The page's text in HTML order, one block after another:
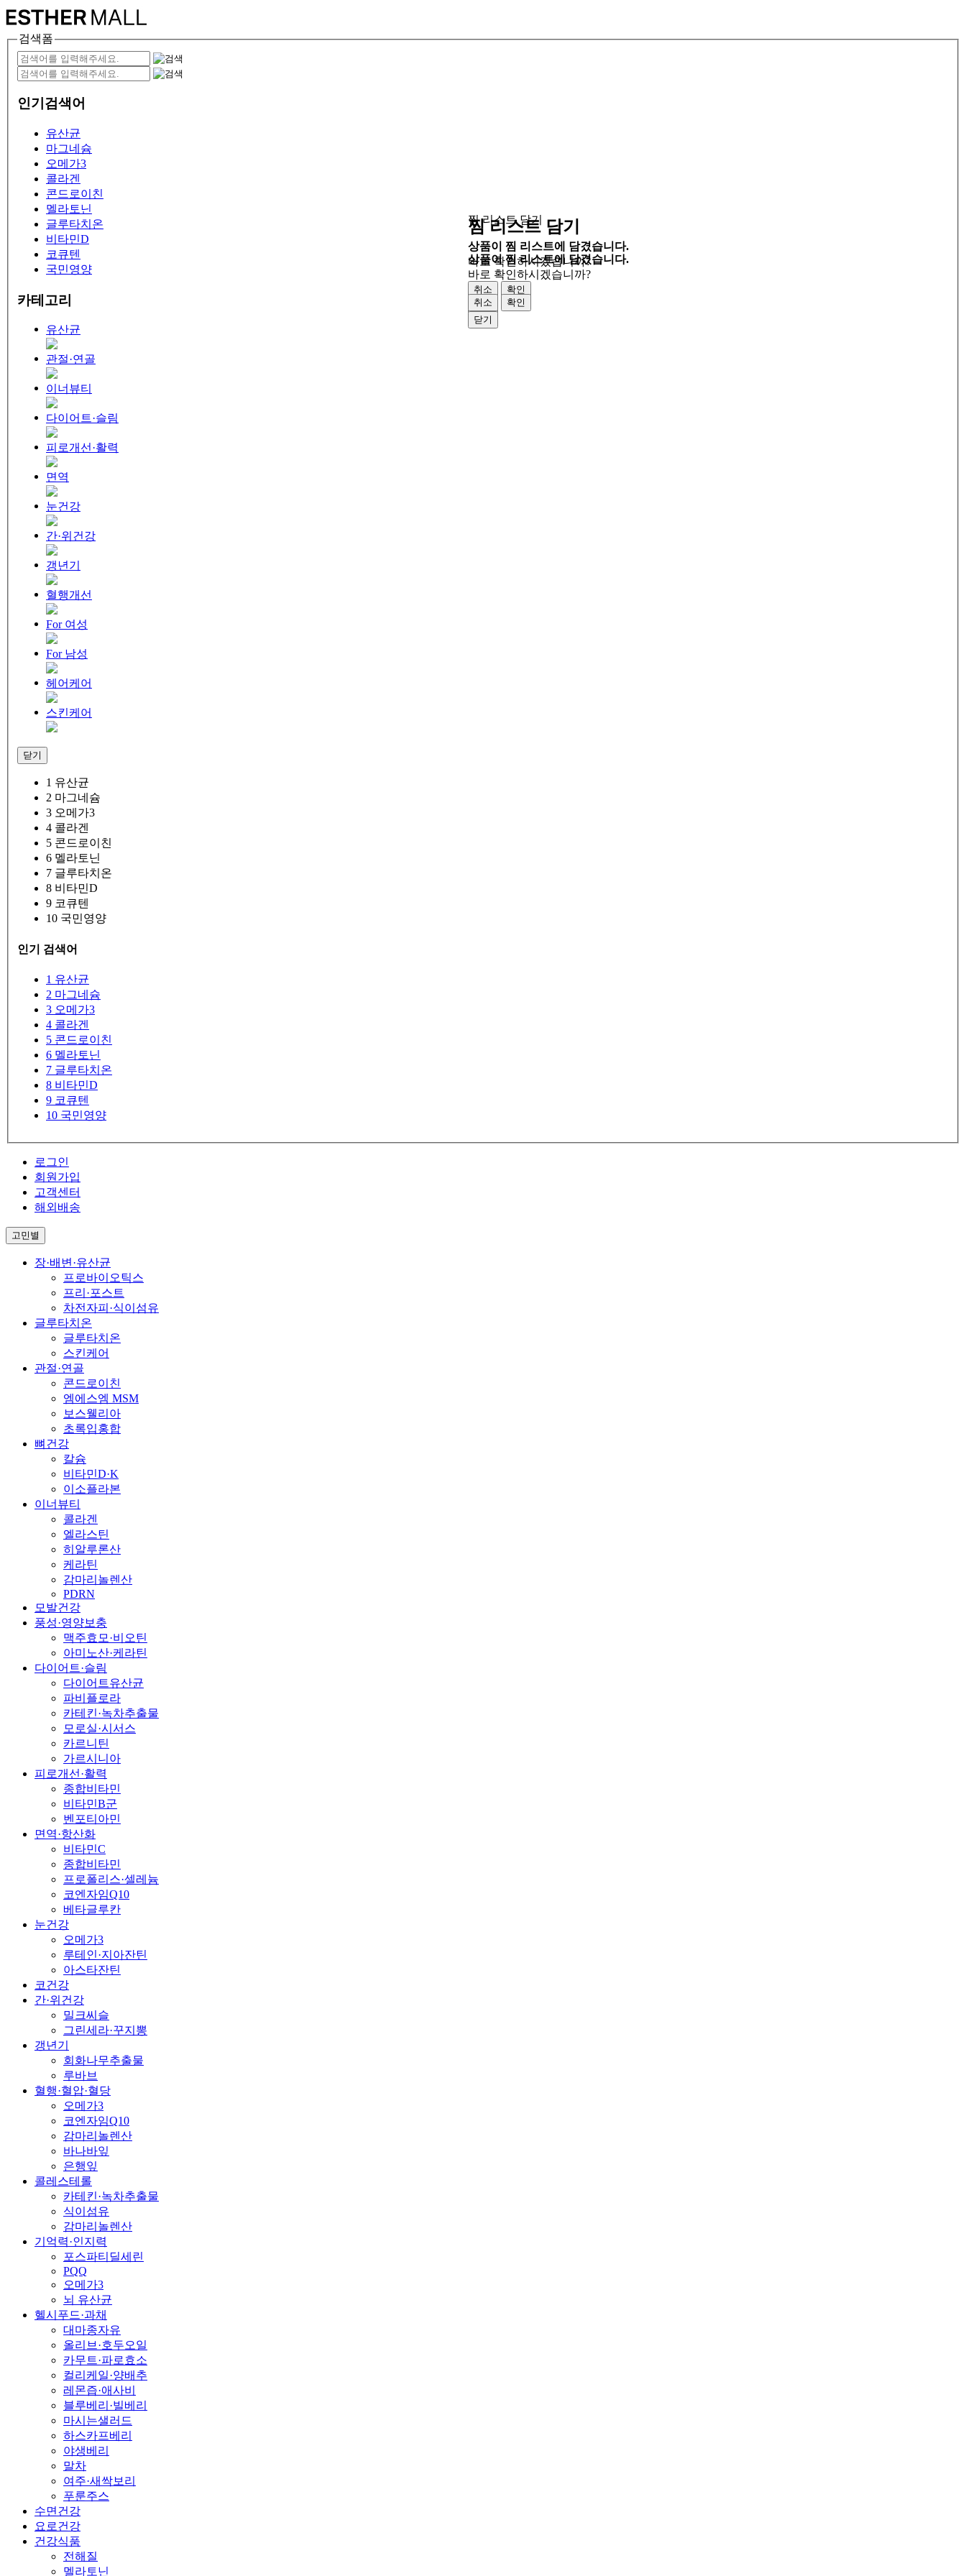
검색폼
인기검색어
유산균
마그네슘
오메가3
콜라겐
콘드로이친
멜라토닌
글루타치온
비타민D
코큐텐
국민영양
카테고리
유산균
관절·연골
이너뷰티
다이어트·슬림
피로개선·활력
면역
눈건강
간·위건강
갱년기
혈행개선
For 여성
For 남성
헤어케어
스킨케어
닫기
1 유산균
2 마그네슘
3 오메가3
4 콜라겐
5 콘드로이친
6 멜라토닌
7 글루타치온
8 비타민D
9 코큐텐
10 국민영양
인기 검색어
1 유산균
2 마그네슘
3 오메가3
4 콜라겐
5 콘드로이친
6 멜라토닌
7 글루타치온
8 비타민D
9 코큐텐
10 국민영양
로그인
회원가입
고객센터
해외배송
고민별
장·배변·유산균
프로바이오틱스
프리·포스트
차전자피·식이섬유
글루타치온
글루타치온
스킨케어
관절·연골
콘드로이친
엠에스엠 MSM
보스웰리아
초록입홍합
뼈건강
칼슘
비타민D·K
이소플라본
이너뷰티
콜라겐
엘라스틴
히알루론산
케라틴
감마리놀렌산
PDRN
모발건강
풍성·영양보충
맥주효모·비오틴
아미노산·케라틴
다이어트·슬림
다이어트유산균
파비플로라
카테킨·녹차추출물
모로실·시서스
카르니틴
가르시니아
피로개선·활력
종합비타민
비타민B군
벤포티아민
면역·항산화
비타민C
종합비타민
프로폴리스·셀레늄
코엔자임Q10
베타글루칸
눈건강
오메가3
루테인·지아잔틴
아스타잔틴
코건강
간·위건강
밀크씨슬
그린세라·꾸지뽕
갱년기
회화나무추출물
루바브
혈행·혈압·혈당
오메가3
코엔자임Q10
감마리놀렌산
바나바잎
은행잎
콜레스테롤
카테킨·녹차추출물
식이섬유
감마리놀렌산
기억력·인지력
포스파티딜세린
PQQ
오메가3
뇌 유산균
헬시푸드·과채
대마종자유
올리브·호두오일
카무트·파로효소
컬리케일·양배추
레몬즙·애사비
블루베리·빌베리
마시는샐러드
하스카프베리
야생베리
말차
여주·새싹보리
푸룬주스
수면건강
요로건강
건강식품
전해질
멜라토닌
찜 리스트 담기
상품이 찜 리스트에 담겼습니다.
바로 확인하시겠습니까?
취소
확인
닫기
찜 리스트 담기
상품이 찜 리스트에 담겼습니다.
바로 확인하시겠습니까?
취소
확인
닫기